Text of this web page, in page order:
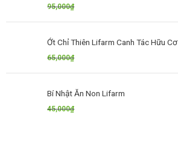
95,000₫
Ớt Chỉ Thiên Lifarm Canh Tác Hữu Cơ
65,000₫
Bí Nhật Ăn Non Lifarm
45,000₫